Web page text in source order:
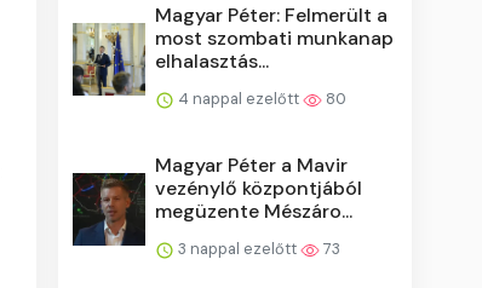
Magyar Péter: Felmerült a
most szombati munkanap
elhalasztás...
4 nappal ezelőtt 80
Magyar Péter a Mavir
vezénylő központjából
megüzente Mészáro...
3 nappal ezelőtt 73